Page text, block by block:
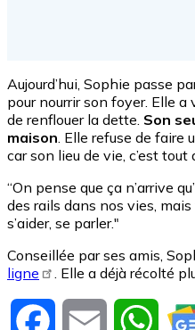
Aujourd’hui, Sophie passe
pour nourrir son foyer. Elle
de renflouer la dette. Son
maison. Elle refuse de faire
car son lieu de vie, c’est tout
“On pense que ça n’arrive
des rails dans nos vies,
s’aider, se parler."
Conseillée par ses amis,
ligne
. Elle a déjà récolté
Facebook Email